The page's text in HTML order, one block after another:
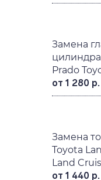
Замена
Prado
от 1 280 р.
Замена
Toyota
Land
от 1 440 р.